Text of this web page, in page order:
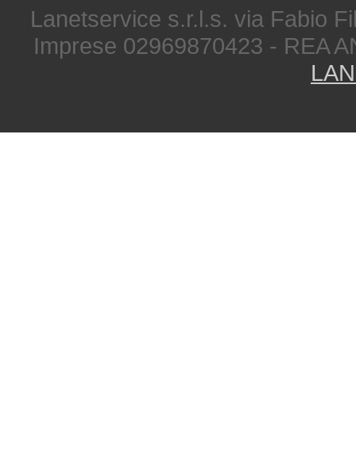
Lanetservice s.r.l.s. via Fabio
Imprese 02969870423 - REA